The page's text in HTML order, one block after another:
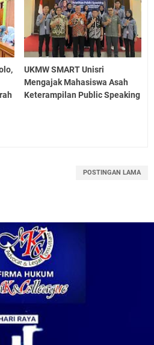
UKMW SMART Unisri
Mengajak Mahasiswa Asah
Keterampilan Public Speaking
POSTINGAN LAMA